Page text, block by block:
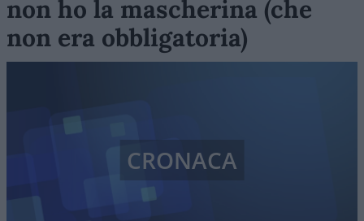
non ho la mascherina (che
non era obbligatoria)
CRONACA